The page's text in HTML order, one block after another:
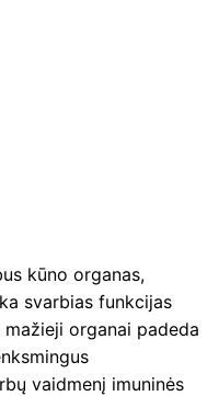
kūno organas,
svarbias funkcijas
organai padeda
vaidmenį imuninės